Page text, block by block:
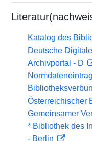
Katalog des
Deutsche
Archivportal - D
Österreichischer
Gemeinsamer
* Bibliothek des
- Berlin